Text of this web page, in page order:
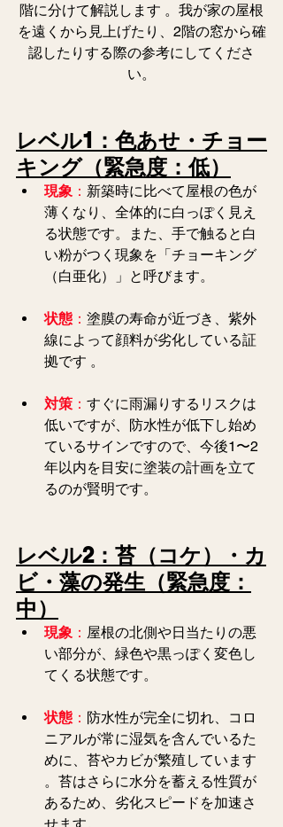
階に分けて解説します 。我が家の屋根
を遠くから見上げたり、2階の窓から確
認したりする際の参考にしてくださ
い。
レベル1：色あせ・チョー
キング（緊急度：低）
現象 ： 新築時に比べて屋根の色が
薄くなり、全体的に白っぽく見え
る状態です。また、手で触ると白
い粉がつく現象を「チョーキング
（白亜化）」と呼びます。
状態 ： 塗膜の寿命が近づき、紫外
線によって顔料が劣化している証
拠です 。
対策 ： すぐに雨漏りするリスクは
低いですが、防水性が低下し始め
ているサインですので、今後1〜2
年以内を目安に塗装の計画を立て
るのが賢明です。
レベル2：苔（コケ）・カ
ビ・藻の発生（緊急度：
中）
現象 ： 屋根の北側や日当たりの悪
い部分が、緑色や黒っぽく変色し
てくる状態です。
状態 ： 防水性が完全に切れ、コロ
ニアルが常に湿気を含んでいるた
めに、苔やカビが繁殖しています
。苔はさらに水分を蓄える性質が
あるため、劣化スピードを加速さ